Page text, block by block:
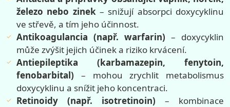
železo nebo zinek– snižují absorpci doxycyklinu
ve střevě, a tím jeho účinnost.
Antikoagulancia (např. warfarin) – doxycyklin
může zvýšit jejich účinek a riziko krvácení.
Antiepileptika (karbamazepin, fenytoin,
fenobarbital) – mohou zrychlit metabolismus
doxycyklinu a snížit jeho koncentraci.
Retinoidy (např. isotretinoin) – kombinace